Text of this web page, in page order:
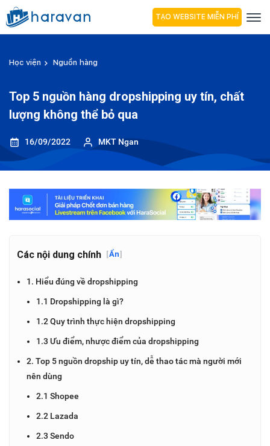
TẠO WEBSITE MIỄN PHÍ
Học viện Nguồn hàng
Top 5 nguồn hàng dropshipping uy tín, chất
lượng không thể bỏ qua
16/09/2022 MKT Ngan
Các nội dung chính [Ẩn]
1. Hiểu đúng về dropshipping
1.1 Dropshipping là gì?
1.2 Quy trình thực hiện dropshipping
1.3 Ưu điểm, nhược điểm của dropshipping
2. Top 5 nguồn dropship uy tín, dễ thao tác mà người mới
nên dùng
2.1 Shopee
2.2 Lazada
2.3 Sendo